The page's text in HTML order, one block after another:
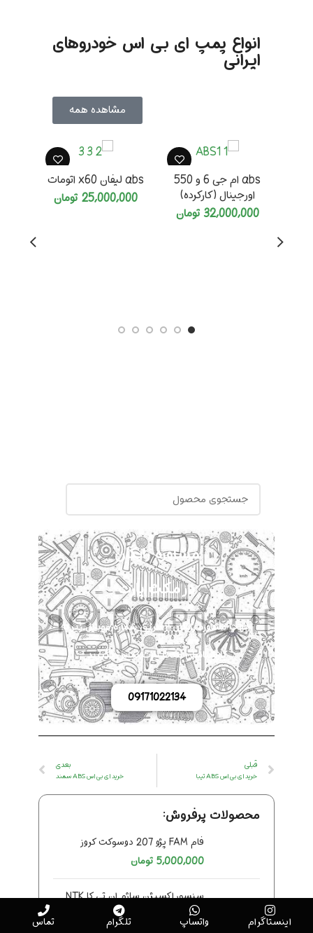
انواع پمپ ای بی اس خودروهای
ایرانی
مشاهده همه
abs ام جی 6 و 550
اورجینال (کارکرده)
32,000,000 تومان
abs لیفان x60 اتومات
25,000,000 تومان
مشاوره رایگان
در مکث پارت
جهت مشاوره رایگان از طریق شماره موبایل زیر با
کارشناسان مکث پارت تماس بگیرید.
09171022134
قبلی
خرید ای بی اس ABS تیبا
بعدی
خرید ای بی اس ABS سمند
محصولات پرفروش:
فام FAM پژو 207 دوسوکت کروز
5,000,000 تومان
سنسور اکسیژن ساژم ان تی کا NTK
(سوکت سبز)
3,500,000
اینستاگرام واتساپ تلگرام تماس